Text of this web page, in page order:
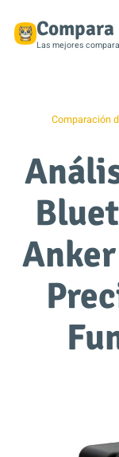
Compara
Las mejores
Comparación